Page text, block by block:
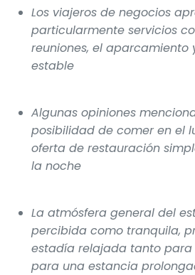
Los viajeros de negocios
particularmente servicios
reuniones, el aparcamiento
estable
Algunas opiniones
posibilidad de comer en el
oferta de restauración
la noche
La atmósfera general del
percibida como tranquila,
estadía relajada tanto
para una estancia